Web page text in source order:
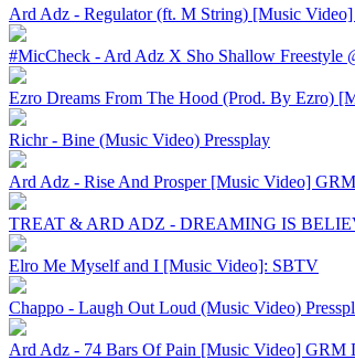
Ard Adz - Regulator (ft. M String) [Music
#MicCheck - Ard Adz X Sho Shallow Freestyle
Ezro Dreams From The Hood (Prod. By Ezro)
Richr - Bine (Music Video) Pressplay
Ard Adz - Rise And Prosper [Music Video]
TREAT & ARD ADZ - DREAMING IS
Elro Me Myself and I [Music Video]: SBTV
Chappo - Laugh Out Loud (Music Video)
Ard Adz - 74 Bars Of Pain [Music Video] GRM